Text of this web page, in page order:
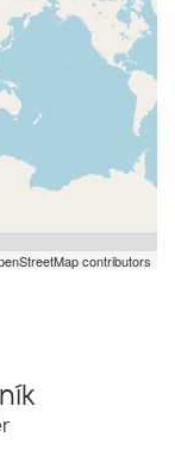
contributors